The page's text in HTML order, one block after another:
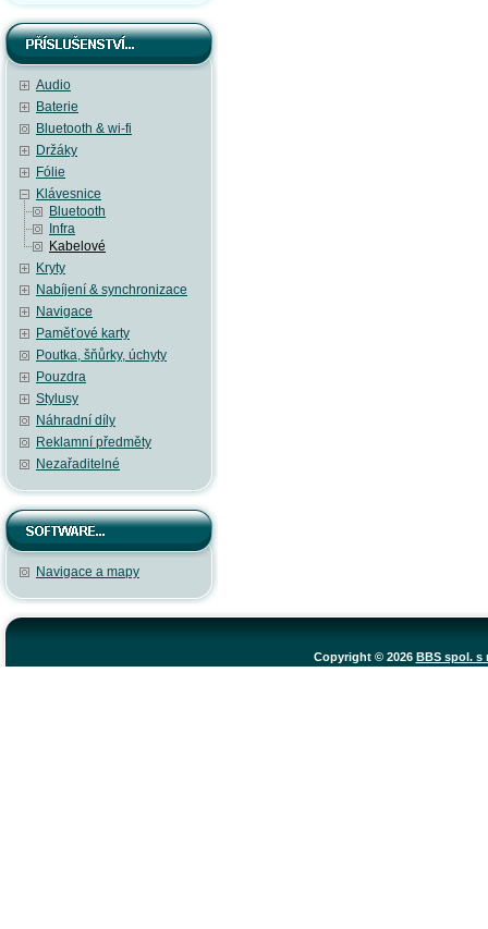
Audio
Baterie
Bluetooth & wi-fi
Držáky
Fólie
Klávesnice
Bluetooth
Infra
Kabelové
Kryty
Nabíjení & synchronizace
Navigace
Paměťové karty
Poutka, šňůrky, úchyty
Pouzdra
Stylusy
Náhradní díly
Reklamní předměty
Nezařaditelné
Navigace a mapy
Copyright © 2026 BBS spol. s